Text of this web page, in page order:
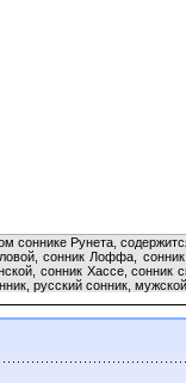
соннике Рунета,
сонник Лоффа,
сонник Хассе, сонник
русский сонник,